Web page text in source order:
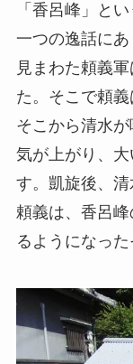
「香呂峰」と
一つの逸話に
見まわた頼義
た。そこで頼義
そこから清水
気が上がり、
す。凱旋後、
頼義は、香呂
るようになった